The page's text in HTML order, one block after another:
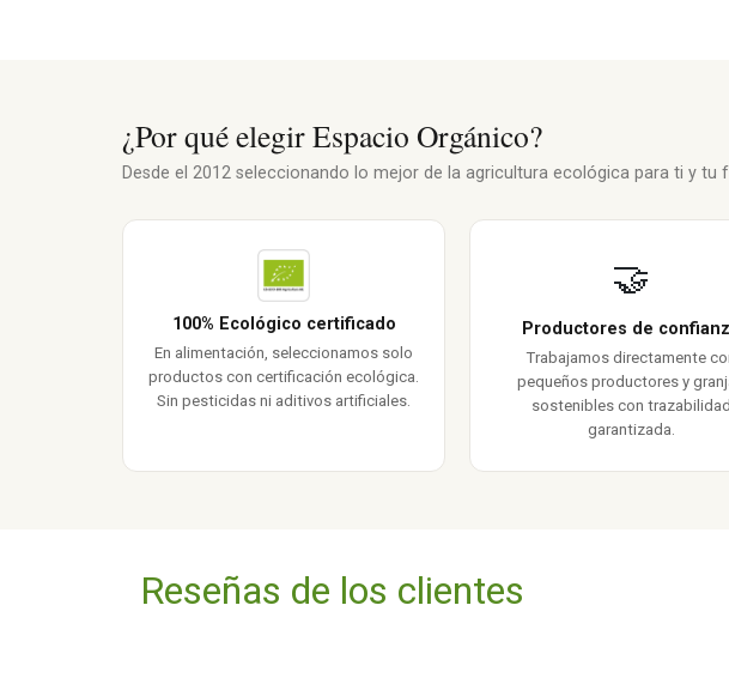
¿Por qué elegir Espacio Orgánico?
Desde el 2012 seleccionando lo mejor de la agricultura ecológica para ti y tu
100% Ecológico certificado
En alimentación, seleccionamos solo
productos con certificación ecológica.
Sin pesticidas ni aditivos artificiales.
🤝
Productores de
Trabajamos directamente
pequeños productores y
sostenibles con trazabilidad
garantizada.
Reseñas de los clientes